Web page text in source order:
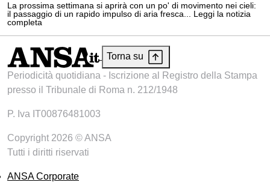
La prossima settimana si aprirà con un po' di movimento nei cieli:
il passaggio di un rapido impulso di aria fresca... Leggi la notizia
completa
Torna su
Periodicità quotidiana - Iscrizione al Registro della Stampa
presso il Tribunale di Roma n. 212/1948
P. Iva IT00876481003
Copyright 2026 © ANSA
Tutti i diritti riservati
ANSA Corporate